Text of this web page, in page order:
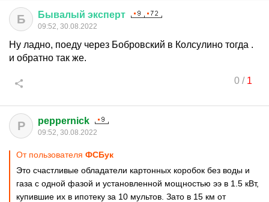
Б Бывалый эксперт
09:52, 30.08.2022
Ну ладно, поеду через Бобровский в Колсулино тогда .
и обратно так же.
0/ 1
P peppernick
09:52, 30.08.2022
От пользователя ФСБук
Это счастливые обладатели картонных коробок без воды и
газа с одной фазой и установленной мощностью ээ в 1.5 кВт,
купившие их в ипотеку за 10 мультов. Зато в 15 км от